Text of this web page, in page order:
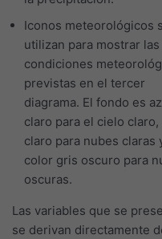
Iconos meteorológicos
utilizan para mostrar las
condiciones
previstas en el tercer
diagrama. El fondo es
claro para el cielo
claro para nubes claras
color gris oscuro para
oscuras.
Las variables que se
se derivan directamente